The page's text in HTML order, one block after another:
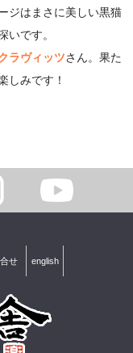
ジはまさに美しい黒猫
いです。
ラヴィッツさん。果た
しみです！
せ english